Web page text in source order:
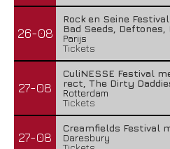
26-08
Rock en Seine
Bad Seeds,
Parijs
Tickets
27-08
CuliNESSE Festival
rect, The Dirty
Rotterdam
Tickets
27-08
Creamfields Festival
Daresbury